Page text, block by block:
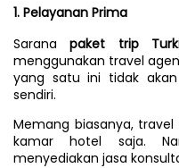
1. Pelayanan Prima
Sarana paket trip
menggunakan travel
yang satu ini tidak
sendiri.
Memang biasanya,
kamar hotel saja.
menyediakan jasa